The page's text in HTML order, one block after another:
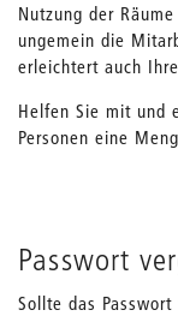
Nutzung der
ungemein die
erleichtert auch
Helfen Sie mit und
Personen eine
Passwort
Sollte das